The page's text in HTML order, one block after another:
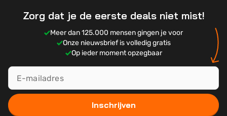
Zorg dat je de eerste deals niet mist!
Meer dan 125.000 mensen gingen je voor
Onze nieuwsbrief is volledig gratis
Op ieder moment opzegbaar
Inschrijven